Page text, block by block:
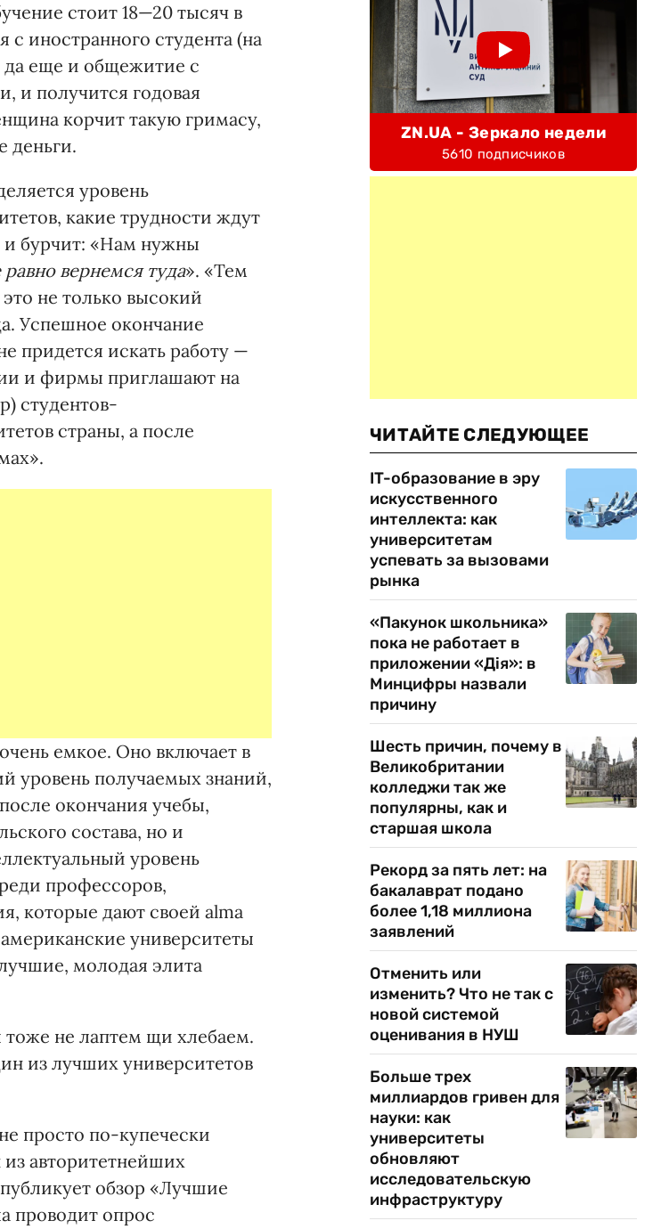
стоит 18—20 тысяч в
иностранного студента (на
да еще и общежитие с
и получится годовая
корчит такую гримасу,
деньги.
уровень
какие трудности ждут
и бурчит: «Нам нужны
равно вернемся туда». «Тем
не только высокий
Успешное окончание
придется искать работу —
и фирмы приглашают на
студентов-
страны, а после
емкое. Оно включает в
уровень получаемых знаний,
окончания учебы,
состава, но и
уровень
профессоров,
которые дают своей alma
университеты
молодая элита
тоже не лаптем щи хлебаем.
из лучших университетов
просто по-купечески
авторитетнейших
обзор «Лучшие
проводит опрос
ZN.UA - Зеркало недели
5610 подписчиков
ЧИТАЙТЕ СЛЕДУЮЩЕЕ
IT-образование в эру
искусственного
интеллекта: как
университетам
успевать за вызовами
рынка
«Пакунок школьника»
пока не работает в
приложении «Дія»: в
Минцифры назвали
причину
Шесть причин, почему в
Великобритании
колледжи так же
популярны, как и
старшая школа
Рекорд за пять лет: на
бакалаврат подано
более 1,18 миллиона
заявлений
Отменить или
изменить? Что не так с
новой системой
оценивания в НУШ
Больше трех
миллиардов гривен для
науки: как
университеты
обновляют
исследовательскую
инфраструктуру